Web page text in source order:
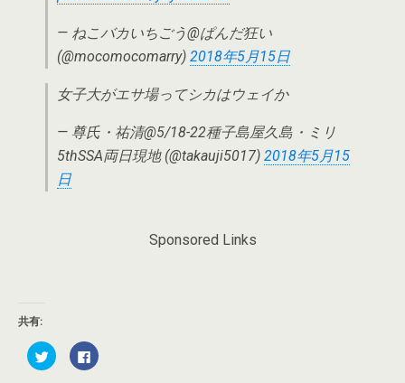
— ねこバカいちごう@ぱんだ狂い
(@mocomocomarry) 2018年5月15日
女子大がエサ場ってシカはウェイか
— 尊氏・祐清@5/18-22種子島屋久島・ミリ
5thSSA両日現地 (@takauji5017) 2018年5月15
日
Sponsored Links
共有:
ク
リ
F
a